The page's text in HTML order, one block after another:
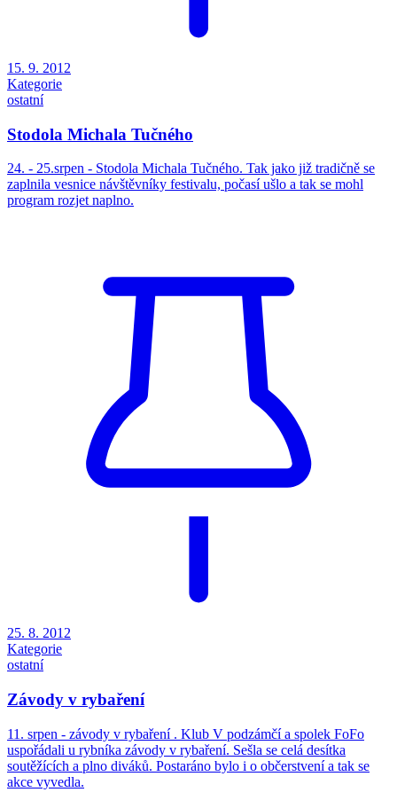
15. 9. 2012
Kategorie
ostatní
Stodola Michala Tučného
24. - 25.srpen - Stodola Michala Tučného. Tak jako již tradičně se
zaplnila vesnice návštěvníky festivalu, počasí ušlo a tak se mohl
program rozjet naplno.
25. 8. 2012
Kategorie
ostatní
Závody v rybaření
11. srpen - závody v rybaření . Klub V podzámčí a spolek FoFo
uspořádali u rybníka závody v rybaření. Sešla se celá desítka
soutěžících a plno diváků. Postaráno bylo i o občerstvení a tak se
akce vyvedla.